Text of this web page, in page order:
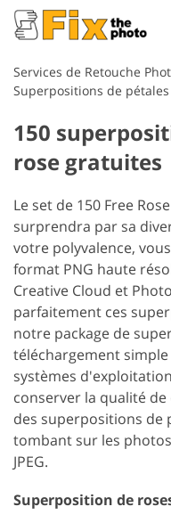
Services de Retouche
Superpositions de
150
rose gratuites
Le set de 150 Free
surprendra par sa
votre polyvalence,
format PNG haute
Creative Cloud et
parfaitement ces
notre package de
téléchargement
systèmes
conserver la qualité de
des superpositions de
tombant sur les
JPEG.
Superposition de